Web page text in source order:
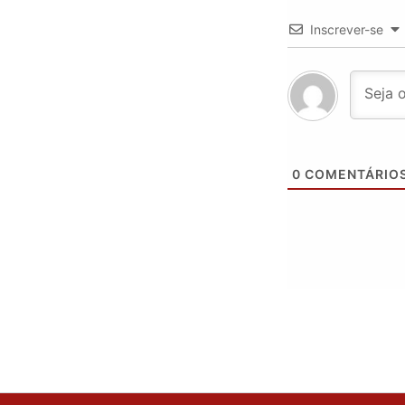
Inscrever-se
0